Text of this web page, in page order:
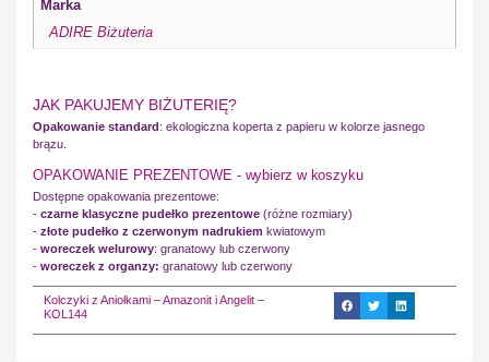
Marka
ADIRE Biżuteria
JAK PAKUJEMY BIŻUTERIĘ?
Opakowanie standard: ekologiczna koperta z papieru w kolorze jasnego
brązu.
OPAKOWANIE PREZENTOWE - wybierz w koszyku
Dostępne opakowania prezentowe:
- czarne klasyczne pudełko prezentowe (różne rozmiary)
- złote pudełko z czerwonym nadrukiem kwiatowym
- woreczek welurowy: granatowy lub czerwony
- woreczek z organzy: granatowy lub czerwony
Kolczyki z Aniołkami – Amazonit i Angelit –
KOL144